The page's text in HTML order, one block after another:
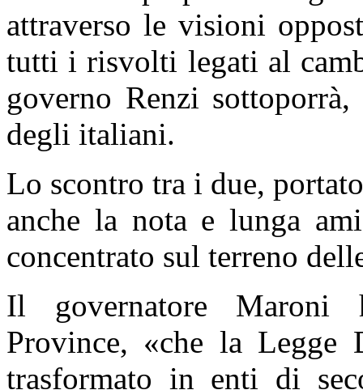
attraverso le visioni
tutti i risvolti legati al
governo Renzi
degli italiani.
Lo scontro tra i due,
anche la nota e lunga
concentrato sul terreno
Il governatore Maroni
Province, «che la Legge
trasformato in enti di